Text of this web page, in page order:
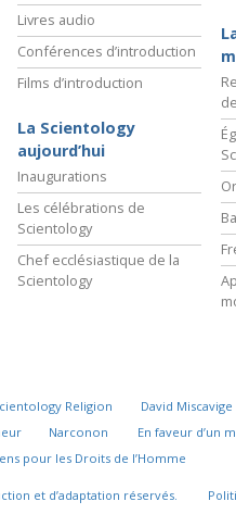
Livres audio
Conférences d’introduction
Films d’introduction
La Scientology
aujourd’hui
Inaugurations
Les célébrations de
Scientology
Chef ecclésiastique de la
Scientology
Religion David Miscavige
Narconon En faveur d’un
pour les Droits de l’Homme
et d’adaptation réservés.